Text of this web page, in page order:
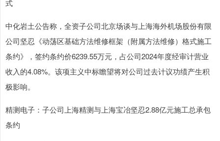
式
中化岩土公告称，全资子公司北京场谈与上海海外机场股份有限
公司坚忍《动荡区基础方法维修框架（附属方法维修）格式施工
条约》，签约条约价6239.55万元，占公司2024年度经审计营业
收入的4.08%。该项主义中标瞻望将对公司过去计议功绩产生积
极影响。
精测电子：子公司上海精测与上海宝冶坚忍2.88亿元施工总承包
条约